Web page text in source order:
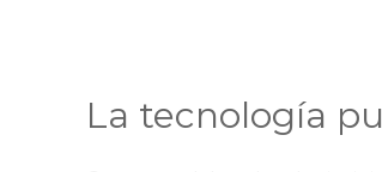
La tecnología